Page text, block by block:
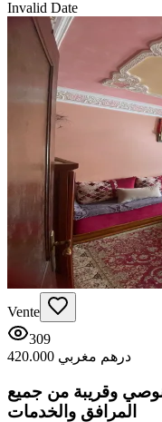
Invalid Date
Vente
309
420.000 درهم مغربي
وقريبة من جميع
المرافق والخدمات